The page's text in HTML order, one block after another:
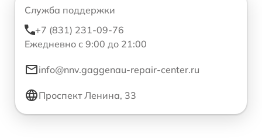
Служба поддержки
+7 (831) 231-09-76
Ежедневно с 9:00 до 21:00
info@nnv.gaggenau-repair-center.ru
Проспект Ленина, 33